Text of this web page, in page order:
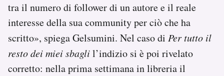
tra il numero di follower di un autore e il reale
interesse della sua community per ciò che ha
scritto», spiega Gelsumini. Nel caso di Per tutto il
resto dei miei sbaglil’indizio si è poi rivelato
corretto: nella prima settimana in libreria il